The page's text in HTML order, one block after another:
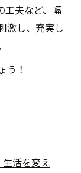
工夫など、幅
激し、充実し
う！
活を変え